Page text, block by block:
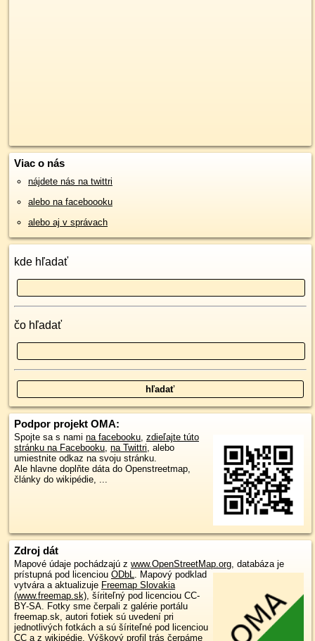
Viac o nás
nájdete nás na twittri
alebo na faceboooku
alebo aj v správach
kde hľadať
čo hľadať
Podpor projekt OMA:
Spojte sa s nami na facebooku, zdieľajte túto
stránku na Facebooku, na Twittri, alebo
umiestnite odkaz na svoju stránku.
Ale hlavne doplňte dáta do Openstreetmap,
články do wikipédie, ...
Zdroj dát
Mapové údaje pochádzajú z www.OpenStreetMap.org, databáza je
prístupná pod licenciou ODbL. Mapový podklad
vytvára a aktualizuje Freemap Slovakia
(www.freemap.sk), šíriteľný pod licenciou CC-
BY-SA. Fotky sme čerpali z galérie portálu
freemap.sk, autori fotiek sú uvedení pri
jednotlivých fotkách a sú šíriteľné pod licenciou
CC a z wikipédie. Výškový profil trás čerpáme